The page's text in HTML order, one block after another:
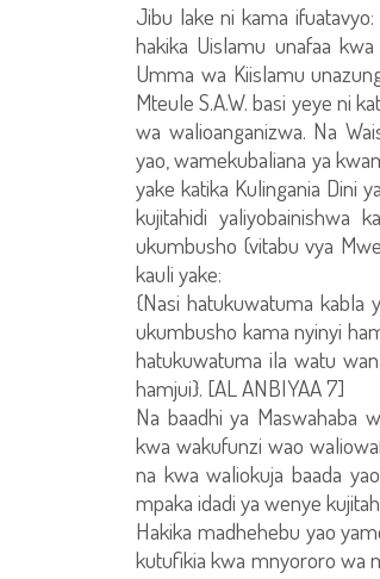
Jibu lake ni kama
hakika Uislamu unafaa
Umma wa Kiislamu
Mteule S.A.W. basi yeye ni
wa walioanganizwa. Na
yao, wamekubaliana ya
yake katika Kulingania Dini
kujitahidi yaliyobainishwa
ukumbusho (vitabu vya
kauli yake:
{Nasi hatukuwatuma kabla
ukumbusho kama nyinyi
hatukuwatuma ila watu
hamjui}. [AL ANBIYAA 7]
Na baadhi ya Maswahaba
kwa wakufunzi wao
na kwa waliokuja baada
mpaka idadi ya wenye
Hakika madhehebu yao
kutufikia kwa mnyororo wa